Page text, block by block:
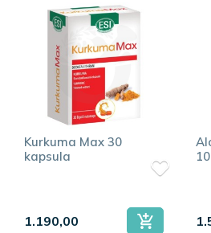
Kurkuma Max 30
kapsula
1.190,00